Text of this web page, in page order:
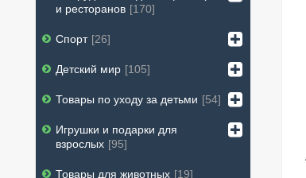
и ресторанов
170
Спорт 26
Детский мир 105
Товары по уходу за детьми 54
Игрушки и подарки для
взрослых 95
Товары для животных 19